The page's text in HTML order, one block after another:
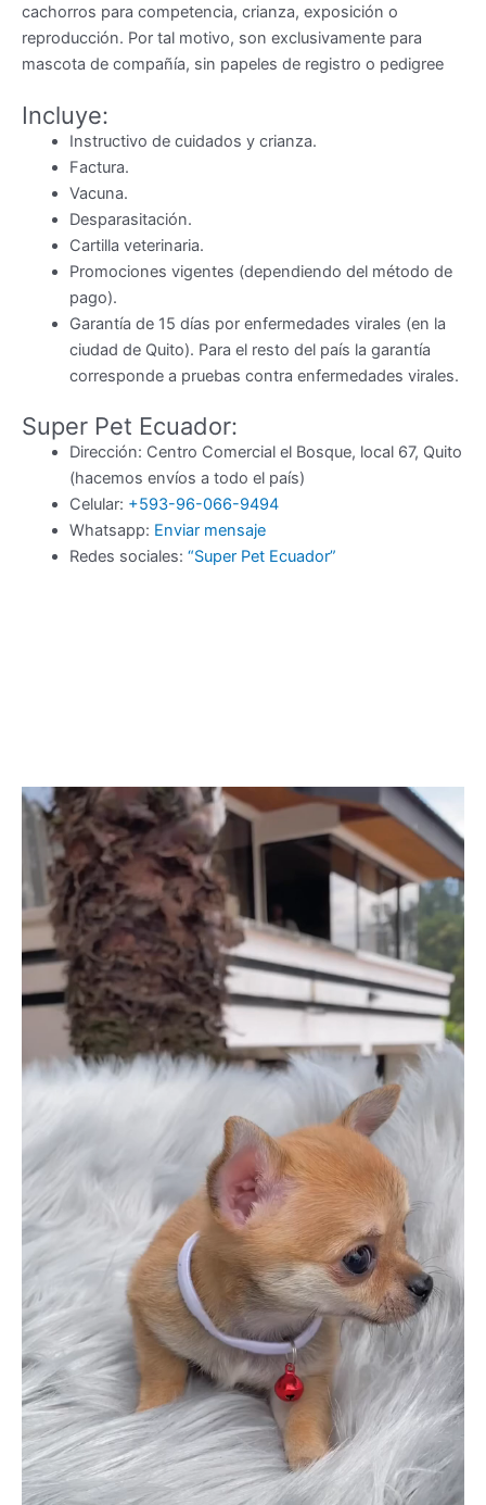
cachorros para competencia, crianza, exposición o
reproducción. Por tal motivo, son exclusivamente para
mascota de compañía, sin papeles de registro o pedigree
Incluye:
Instructivo de cuidados y crianza.
Factura.
Vacuna.
Desparasitación.
Cartilla veterinaria.
Promociones vigentes (dependiendo del método de
pago).
Garantía de 15 días por enfermedades virales (en la
ciudad de Quito). Para el resto del país la garantía
corresponde a pruebas contra enfermedades virales.
Super Pet Ecuador:
Dirección: Centro Comercial el Bosque, local 67, Quito
(hacemos envíos a todo el país)
Celular: +593-96-066-9494
Whatsapp: Enviar mensaje
Redes sociales: “Super Pet Ecuador”